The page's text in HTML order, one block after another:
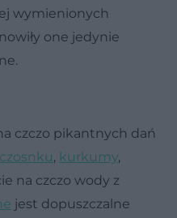
wymienionych
one jedynie
czczo pikantnych dań
czosnku, kurkumy,
na czczo wody z
jest dopuszczalne